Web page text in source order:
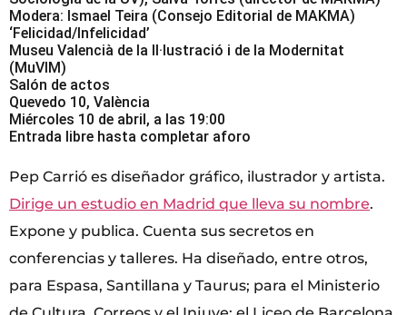
Modera: Ismael Teira (Consejo Editorial de MAKMA)
‘Felicidad/Infelicidad’
Museu Valencià de la Il·lustració i de la Modernitat
(MuVIM)
Salón de actos
Quevedo 10, València
Miércoles 10 de abril, a las 19:00
Entrada libre hasta completar aforo
Pep Carrió es diseñador gráfico, ilustrador y artista.
Dirige un estudio en Madrid que lleva su nombre.
Expone y publica. Cuenta sus secretos en
conferencias y talleres. Ha diseñado, entre otros,
para Espasa, Santillana y Taurus; para el Ministerio